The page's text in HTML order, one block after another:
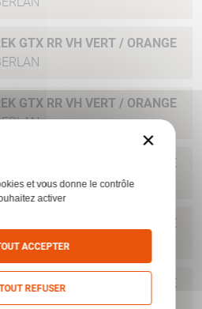
GTX RR VH VERT / ORANGE
GTX RR VH VERT / ORANGE
GTX RR VH VERT / ORANGE
GTX RR VH VERT / ORANGE
GTX RR VH VERT / ORANGE
×
et vous donne le contrôle
activer
ACCEPTER
REFUSER